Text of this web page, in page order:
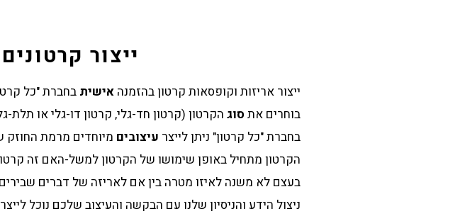
ייצור
ייצור אריזות וקופסאות קרטון בהזמנה אישיתבחברת "כל
בוחרים את סוגהקרטון (קרטון חד-גלי, קרטון דו-גלי או
בחברת "כל קרטון" ניתן לייצר עיצובים מיוחדים מרמת החוזק
הקרטון מתחיל באופן שימושו של הקרטון למשל-האם זה
בעצם לא משנה לאיזו מטרה בין אם לאריזה של דברים שבירים
ניצול הידע והניסיון שלנו עם הבקשה והעיצוב שלכם נוכל